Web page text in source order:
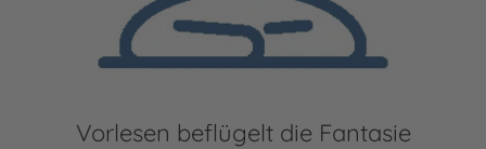
Vorlesen beflügelt die Fantasie